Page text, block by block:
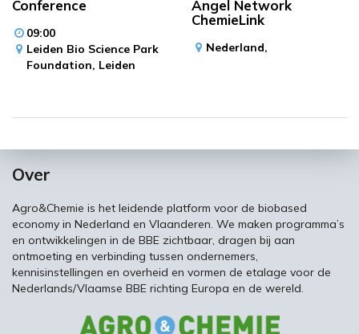
Conference
09:00
Leiden Bio Science Park
Foundation, Leiden
Angel Network
ChemieLink
Nederland,
Over
Agro&Chemie is het leidende platform voor de biobased
economy in Nederland en Vlaanderen. We maken programma’s
en ontwikkelingen in de BBE zichtbaar, dragen bij aan
ontmoeting en verbinding tussen ondernemers,
kennisinstellingen en overheid en vormen de etalage voor de
Nederlands/Vlaamse BBE richting Europa en de wereld.